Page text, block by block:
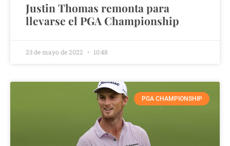
Justin Thomas remonta para
llevarse el PGA Championship
23 de mayo de 2022 10:48
PGA CHAMPIONSHIP